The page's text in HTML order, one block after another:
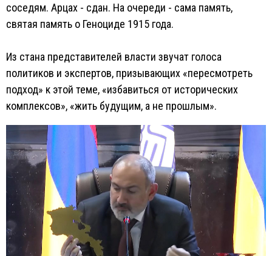
соседям. Арцах - сдан. На очереди - сама память,
святая память о Геноциде 1915 года.
Из стана представителей власти звучат голоса
политиков и экспертов, призывающих «пересмотреть
подход» к этой теме, «избавиться от исторических
комплексов», «жить будущим, а не прошлым».